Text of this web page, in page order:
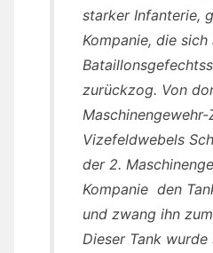
starker Infanterie,
Kompanie, die sich
zurückzog. Von
Maschinengewehr-
Vizefeldwebels
der 2.
Kompanie den
und zwang ihn
Dieser Tank wurde